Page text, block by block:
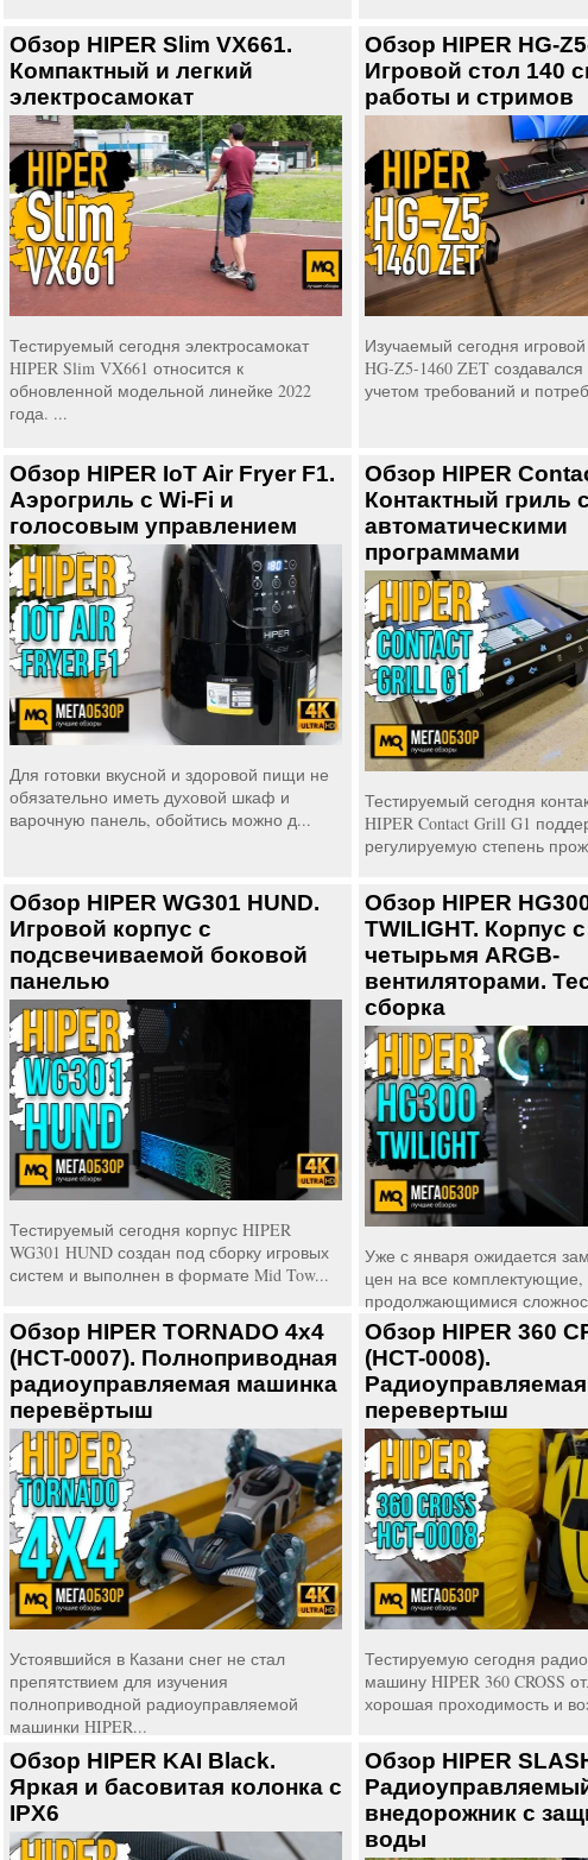
Обзор HIPER Slim VX661.
Компактный и легкий
электросамокат
Тестируемый сегодня электросамокат
HIPER Slim VX661 относится к
обновленной модельной линейке 2022
года. ...
Обзор HIPER HG-
Игровой стол 140
работы и стримов
Изучаемый сегодня
HG-Z5-1460 ZET
учетом требований и
Обзор HIPER IoT Air Fryer F1.
Аэрогриль с Wi-Fi и
голосовым управлением
Для готовки вкусной и здоровой пищи не
обязательно иметь духовой шкаф и
варочную панель, обойтись можно д...
Обзор HIPER
Контактный гриль
автоматическими
программами
Тестируемый сегодня
HIPER Contact Grill G1
регулируемую степень
Обзор HIPER WG301 HUND.
Игровой корпус с
подсвечиваемой боковой
панелью
Тестируемый сегодня корпус HIPER
WG301 HUND создан под сборку игровых
систем и выполнен в формате Mid Tow...
Обзор HIPER
TWILIGHT. Корпус с
четырьмя ARGB-
вентиляторами.
сборка
Уже с января ожидается
цен на все комплектующие,
продолжающимися
Обзор HIPER TORNADO 4x4
(HCT-0007). Полноприводная
радиоуправляемая машинка
перевёртыш
Устоявшийся в Казани снег не стал
препятствием для изучения
полноприводной радиоуправляемой
машинки HIPER...
Обзор HIPER 360
(HCT-0008).
перевертыш
Тестируемую сегодня
машину HIPER 360 CROSS
хорошая проходимость и
Обзор HIPER KAI Black.
Яркая и басовитая колонка с
IPX6
Обзор HIPER
внедорожник с
воды